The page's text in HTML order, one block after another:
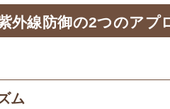
外線防御の2つのアプ
ム